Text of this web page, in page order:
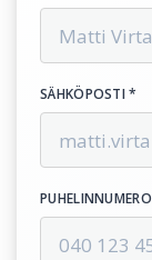
SÄHKÖPOSTI *